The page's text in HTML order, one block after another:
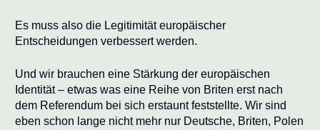
Es muss also die Legitimität europäischer
Entscheidungen verbessert werden.
Und wir brauchen eine Stärkung der europäischen
Identität – etwas was eine Reihe von Briten erst nach
dem Referendum bei sich erstaunt feststellte. Wir sind
eben schon lange nicht mehr nur Deutsche, Briten, Polen